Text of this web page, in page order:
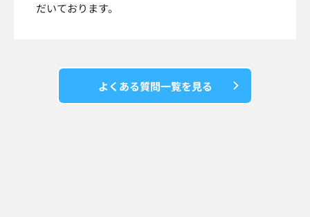
だいております。
よくある質問一覧を見る